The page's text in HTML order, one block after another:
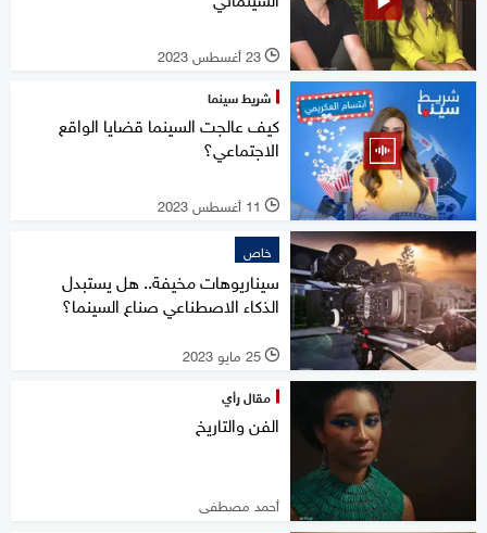
l 23 أغسطس 2023
شريط سينما
كيف عالجت السينما قضايا الواقع
الاجتماعي؟
l 11 أغسطس 2023
خاص
سيناريوهات مخيفة.. هل يستبدل
الذكاء الاصطناعي صناع السينما؟
l 25 مايو 2023
مقال رأي
الفن والتاريخ
أحمد مصطفى